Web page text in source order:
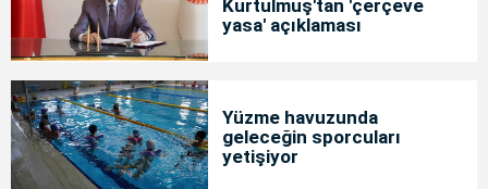
Kurtulmuş'tan 'çerçeve
yasa' açıklaması
Yüzme havuzunda
geleceğin sporcuları
yetişiyor